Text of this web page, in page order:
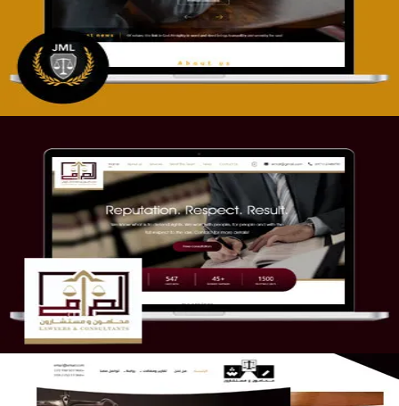
التفاصيل
موقع الصرامي للمحاماة
التفاصيل